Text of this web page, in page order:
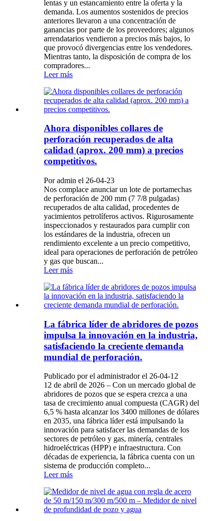
lentas y un estancamiento entre la oferta y la
demanda. Los aumentos sostenidos de precios
anteriores llevaron a una concentración de
ganancias por parte de los proveedores; algunos
arrendatarios vendieron a precios más bajos, lo
que provocó divergencias entre los vendedores.
Mientras tanto, la disposición de compra de los
compradores...
Leer más
Ahora disponibles collares de
perforación recuperados de alta
calidad (aprox. 200 mm) a precios
competitivos.
Por admin el 26-04-23
Nos complace anunciar un lote de portamechas
de perforación de 200 mm (7 7/8 pulgadas)
recuperados de alta calidad, procedentes de
yacimientos petrolíferos activos. Rigurosamente
inspeccionados y restaurados para cumplir con
los estándares de la industria, ofrecen un
rendimiento excelente a un precio competitivo,
ideal para operaciones de perforación de petróleo
y gas que buscan...
Leer más
La fábrica líder de abridores de pozos
impulsa la innovación en la industria,
satisfaciendo la creciente demanda
mundial de perforación.
Publicado por el administrador el 26-04-12
12 de abril de 2026 – Con un mercado global de
abridores de pozos que se espera crezca a una
tasa de crecimiento anual compuesta (CAGR) del
6,5 % hasta alcanzar los 3400 millones de dólares
en 2035, una fábrica líder está impulsando la
innovación para satisfacer las demandas de los
sectores de petróleo y gas, minería, centrales
hidroeléctricas (HPP) e infraestructura. Con
décadas de experiencia, la fábrica cuenta con un
sistema de producción completo...
Leer más